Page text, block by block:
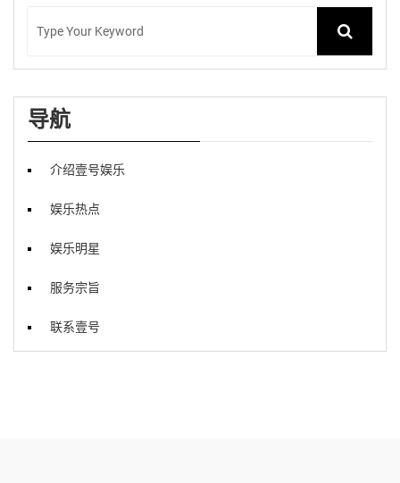
导航
介绍壹号娱乐
娱乐热点
娱乐明星
服务宗旨
联系壹号